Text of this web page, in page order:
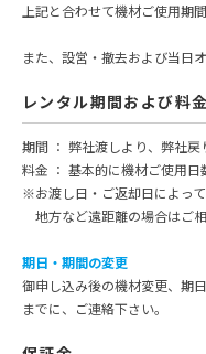
上記と合わせて機材ご使用期
また、設営・撤去および当日
レンタル期間および料金
期間 ： 弊社渡しより、弊社戻
料金 ： 基本的に機材ご使用日
※お渡し日・ご返却日によっ
地方など遠距離の場合はご相
期日・期間の変更
御申し込み後の機材変更、期
までに、ご連絡下さい。